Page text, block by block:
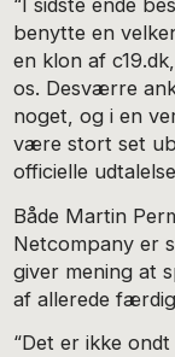
“I sidste ende
benytte en
en klon af
os. Desværre
noget, og i en
være stort set
officielle
Både Martin
Netcompany er
giver mening at
af allerede
“Det er ikke